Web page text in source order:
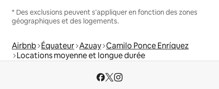
* Des exclusions peuvent s'appliquer en fonction des zones
géographiques et des logements.
Airbnb Équateur Azuay Camilo Ponce Enríquez
Locations moyenne et longue durée